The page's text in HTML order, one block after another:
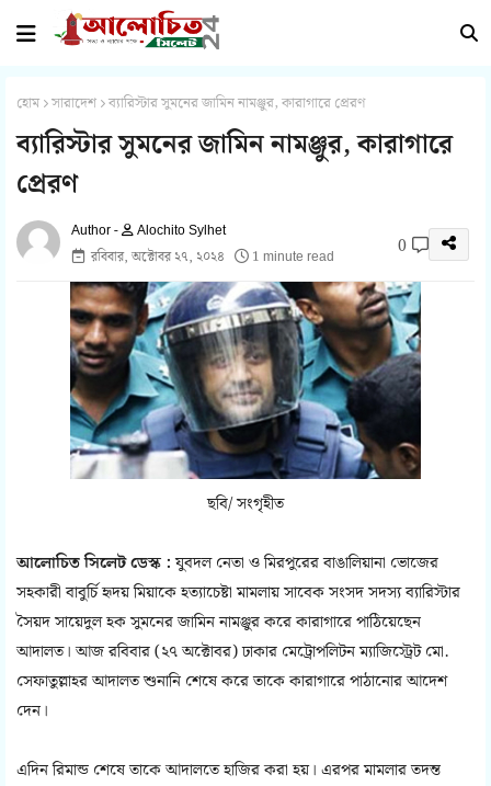
হোম সারাদেশ ব্যারিস্টার সুমনের জামিন নামঞ্জুর, কারাগারে প্রেরণ
ব্যারিস্টার সুমনের জামিন নামঞ্জুর, কারাগারে
প্রেরণ
Alochito Sylhet
রবিবার, অক্টোবর ২৭, ২০২৪
1 minute read 0
ছবি/ সংগৃহীত
আলোচিত সিলেট ডেস্ক :যুবদল নেতা ও মিরপুরের বাঙালিয়ানা ভোজের
সহকারী বাবুর্চি হৃদয় মিয়াকে হত্যাচেষ্টা মামলায় সাবেক সংসদ সদস্য ব্যারিস্টার
সৈয়দ সায়েদুল হক সুমনের জামিন নামঞ্জুর করে কারাগারে পাঠিয়েছেন
আদালত। আজ রবিবার (২৭ অক্টোবর) ঢাকার মেট্রোপলিটন ম্যাজিস্ট্রেট মো.
সেফাতুল্লাহর আদালত শুনানি শেষে করে তাকে কারাগারে পাঠানোর আদেশ
দেন।
এদিন রিমান্ড শেষে তাকে আদালতে হাজির করা হয়। এরপর মামলার তদন্ত